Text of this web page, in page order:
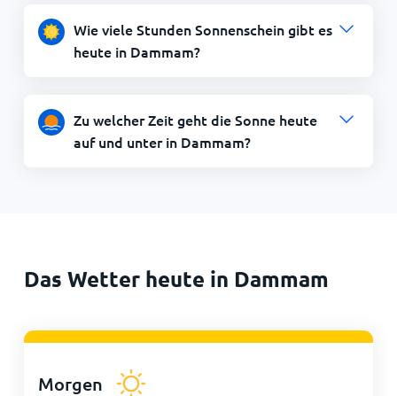
Wie viele Stunden Sonnenschein gibt es
heute in Dammam?
Zu welcher Zeit geht die Sonne heute
auf und unter in Dammam?
Das Wetter heute in Dammam
Morgen